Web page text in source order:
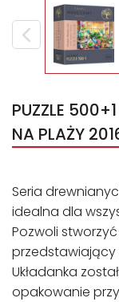
PUZZLE
NA PLAŻY
Seria
idealna dla
Pozwoli
przedstawiający
Układanka
opakowanie